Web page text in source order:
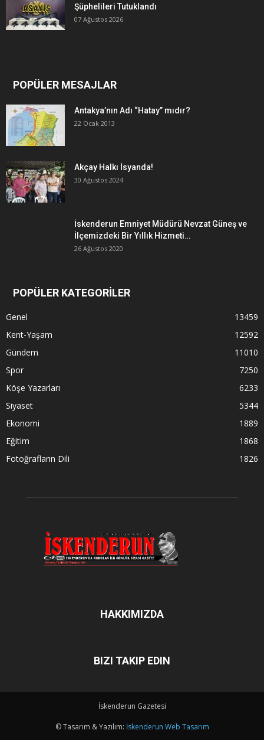
Şüphelileri Tutuklandı
07 Ağustos 2026
POPÜLER MESAJLAR
Antakya’nın Adı “Hatay” mıdır?
22 Ocak 2013
Akçay Halkı İsyanda!
30 Ağustos 2024
İskenderun Emniyet Müdürü Nevzat Güneş ve
İlçemizdeki Bir Yıllık Hizmeti…
26 Ağustos 2020
POPÜLER KATEGORİLER
Genel
13459
Kent-Yaşam
12592
Gündem
11010
Spor
7250
Köşe Yazarları
6233
Siyaset
5344
Ekonomi
1889
Eğitim
1868
Fotoğrafların Dili
1826
HAKKIMIZDA
BIZI TAKIP EDIN
İskenderun Gazetesi
© Tasarım & Yazılım: İskenderun Web Tasarım